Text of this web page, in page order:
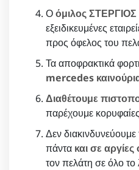
Οόμιλος ΣΤΕΡΓΙΟΣ
εξειδικευμένες
προς όφελος του
Τα αποφρακτικά
mercedes
Διαθέτουμε
παρέχουμε
Δεν
πάντα και σε
τον πελάτη σε όλο το